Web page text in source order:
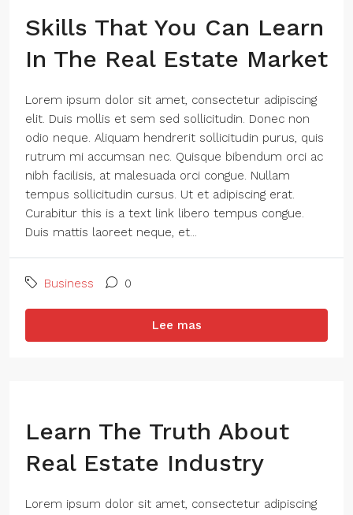
Skills That You Can Learn
In The Real Estate Market
Lorem ipsum dolor sit amet, consectetur adipiscing
elit. Duis mollis et sem sed sollicitudin. Donec non
odio neque. Aliquam hendrerit sollicitudin purus, quis
rutrum mi accumsan nec. Quisque bibendum orci ac
nibh facilisis, at malesuada orci congue. Nullam
tempus sollicitudin cursus. Ut et adipiscing erat.
Curabitur this is a text link libero tempus congue.
Duis mattis laoreet neque, et...
Business 0
Lee mas
Learn The Truth About
Real Estate Industry
Lorem ipsum dolor sit amet, consectetur adipiscing